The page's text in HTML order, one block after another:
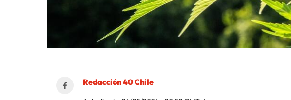
Redacción 40 Chile